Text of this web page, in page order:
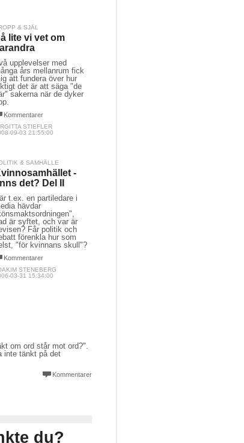
& SJÄL
lite vi vet om
upplevelser med
års mellanrum fick
att fundera över hur
det är att säga "de
sakerna när de dyker
Kommentarer
STIEFLER
09-03 21:55:00
& SAMHÄLLE
-
det? Del II
t.ex. en partiledare i
hävdar
är syftet, och var är
Får politik och
förenkla hur som
"för kvinnans skull"?
Kommentarer
STENEBERG
03-31 15:34:00
om ord står mot ord?".
inte tänkt på det
Kommentarer
du?